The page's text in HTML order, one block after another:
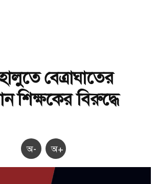
বেত্রাঘাতের
শিক্ষকের বিরুদ্ধে
অ- অ+